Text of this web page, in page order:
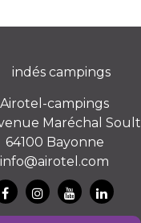
Airotel-campings
Maréchal Soult
64100 Bayonne
info@airotel.com